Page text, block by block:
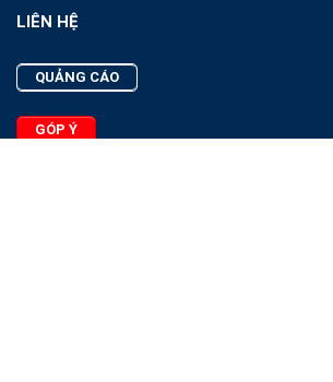
LIÊN HỆ
QUẢNG CÁO
GÓP Ý